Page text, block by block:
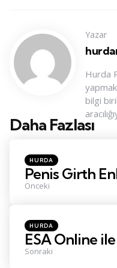
Yazar
Hurda
bilgi
Daha Fazlası
Konu
Posted
in
HURDA
Penis Girth
Önceki
Posted
in
HURDA
ESA Online
Sonraki